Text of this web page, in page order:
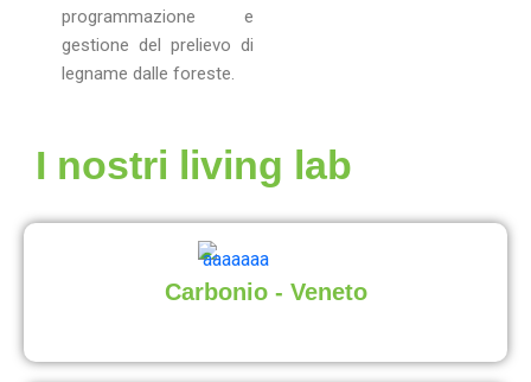
programmazione e
gestione del prelievo di
legname dalle foreste.
I nostri living lab
Carbonio - Veneto